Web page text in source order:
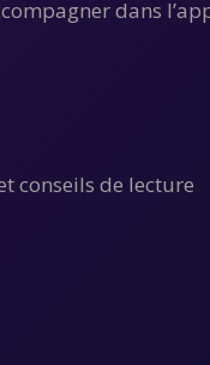
dans
conseils de lecture